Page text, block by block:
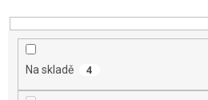
u
Na skladě 4